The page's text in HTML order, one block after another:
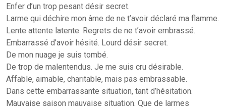
Enfer d’un trop pesant désir secret.
Larme qui déchire mon âme de ne t’avoir déclaré ma flamme.
Lente attente latente. Regrets de ne t’avoir embrassé.
Embarrassé d’avoir hésité. Lourd désir secret.
De mon nuage je suis tombé.
De trop de malentendus. Je me suis cru désirable.
Affable, aimable, charitable, mais pas embrassable.
Dans cette embarrassante situation, tant d’hésitation.
Mauvaise saison mauvaise situation. Que de larmes